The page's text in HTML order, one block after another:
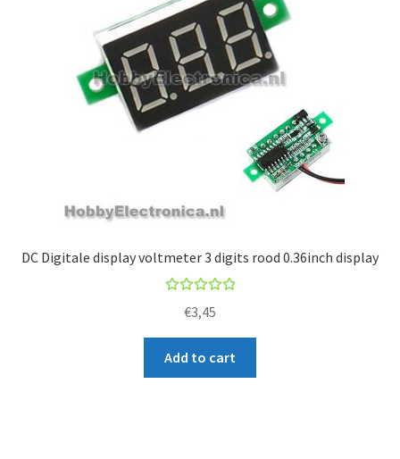
DC Digitale display voltmeter 3 digits rood 0.36inch display
out
€3,45
Add to cart